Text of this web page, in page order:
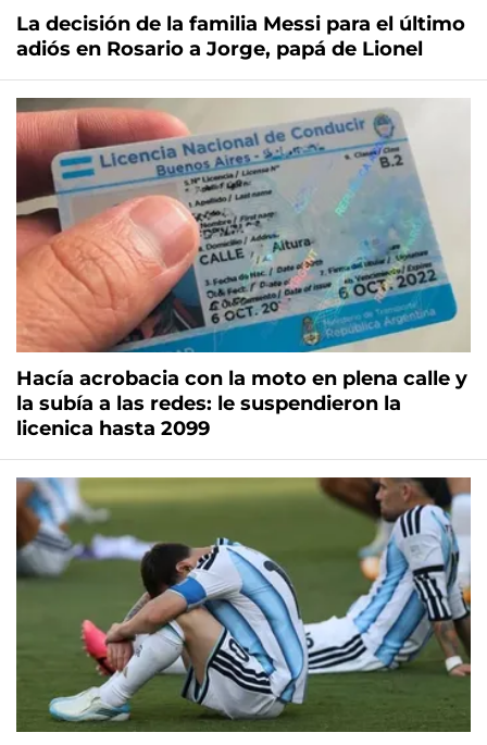
La decisión de la familia Messi para el último
adiós en Rosario a Jorge, papá de Lionel
Hacía acrobacia con la moto en plena calle y
la subía a las redes: le suspendieron la
licenica hasta 2099